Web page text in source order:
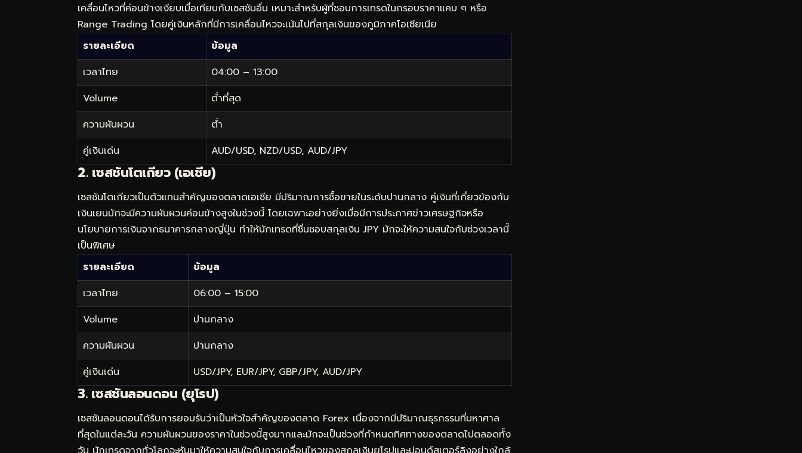
เคลื่อนไหวที่ค่อนข้างเงียบเมื่อเทียบกับเซสชันอื่น เหมาะสำหรับผู้ที่ชอบการเทรดในกรอบราคาแคบ ๆ หรือ
Range Trading โดยคู่เงินหลักที่มีการเคลื่อนไหวจะเน้นไปที่สกุลเงินของภูมิภาคโอเชียเนีย
รายละเอียด
ข้อมูล
เวลาไทย
04:00 – 13:00
Volume
ต่ำที่สุด
ความผันผวน
ต่ำ
คู่เงินเด่น
AUD/USD, NZD/USD, AUD/JPY
2. เซสชันโตเกียว (เอเชีย)
เซสชันโตเกียวเป็นตัวแทนสำคัญของตลาดเอเชีย มีปริมาณการซื้อขายในระดับปานกลาง คู่เงินที่เกี่ยวข้องกับ
เงินเยนมักจะมีความผันผวนค่อนข้างสูงในช่วงนี้ โดยเฉพาะอย่างยิ่งเมื่อมีการประกาศข่าวเศรษฐกิจหรือ
นโยบายการเงินจากธนาคารกลางญี่ปุ่น ทำให้นักเทรดที่ชื่นชอบสกุลเงิน JPY มักจะให้ความสนใจกับช่วงเวลานี้
เป็นพิเศษ
รายละเอียด
ข้อมูล
เวลาไทย
06:00 – 15:00
Volume
ปานกลาง
ความผันผวน
ปานกลาง
คู่เงินเด่น
USD/JPY, EUR/JPY, GBP/JPY, AUD/JPY
3. เซสชันลอนดอน (ยุโรป)
เซสชันลอนดอนได้รับการยอมรับว่าเป็นหัวใจสำคัญของตลาด Forex เนื่องจากมีปริมาณธุรกรรมที่มหาศาล
ที่สุดในแต่ละวัน ความผันผวนของราคาในช่วงนี้สูงมากและมักจะเป็นช่วงที่กำหนดทิศทางของตลาดไปตลอดทั้ง